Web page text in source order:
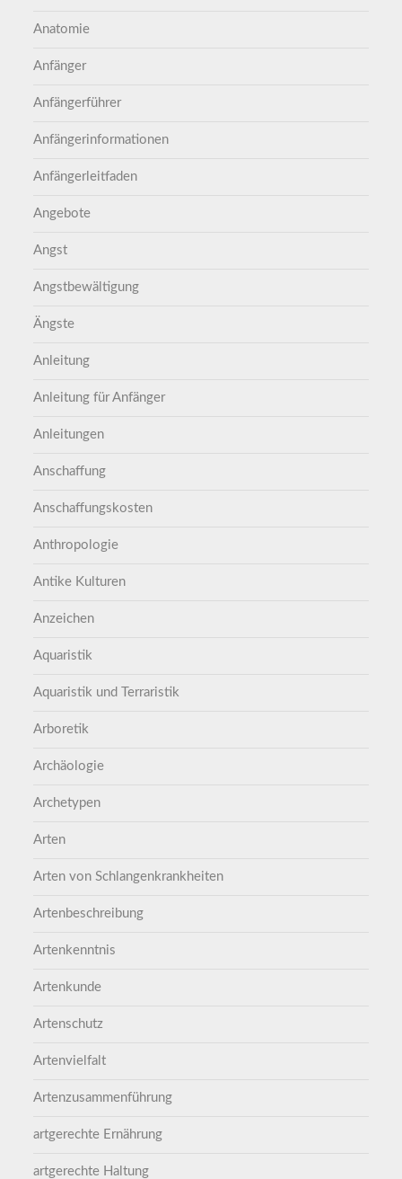
Anatomie
Anfänger
Anfängerführer
Anfängerinformationen
Anfängerleitfaden
Angebote
Angst
Angstbewältigung
Ängste
Anleitung
Anleitung für Anfänger
Anleitungen
Anschaffung
Anschaffungskosten
Anthropologie
Antike Kulturen
Anzeichen
Aquaristik
Aquaristik und Terraristik
Arboretik
Archäologie
Archetypen
Arten
Arten von Schlangenkrankheiten
Artenbeschreibung
Artenkenntnis
Artenkunde
Artenschutz
Artenvielfalt
Artenzusammenführung
artgerechte Ernährung
artgerechte Haltung